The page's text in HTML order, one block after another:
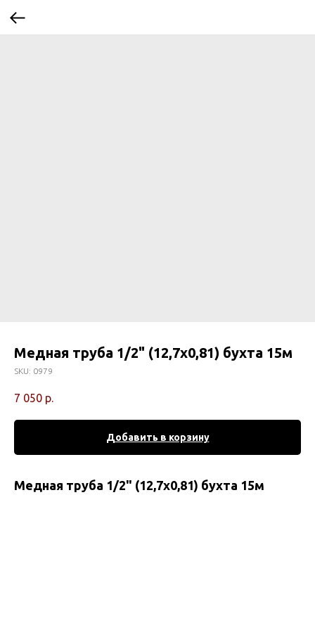
Медная труба 1/2" (12,7х0,81) бухта 15м
SKU: 0979
7 050 р.
Добавить в корзину
Медная труба 1/2" (12,7х0,81) бухта 15м